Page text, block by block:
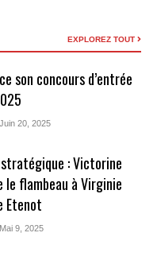
EXPLOREZ TOUT
son concours d’entrée
20, 2025
: Victorine
le flambeau à Virginie
Etenot
9, 2025